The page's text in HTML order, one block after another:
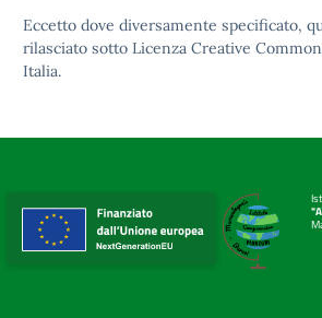
Eccetto dove diversamente specificato,
rilasciato sotto Licenza Creative
Italia.